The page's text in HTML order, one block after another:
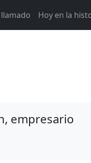
Hoy en la
empresario